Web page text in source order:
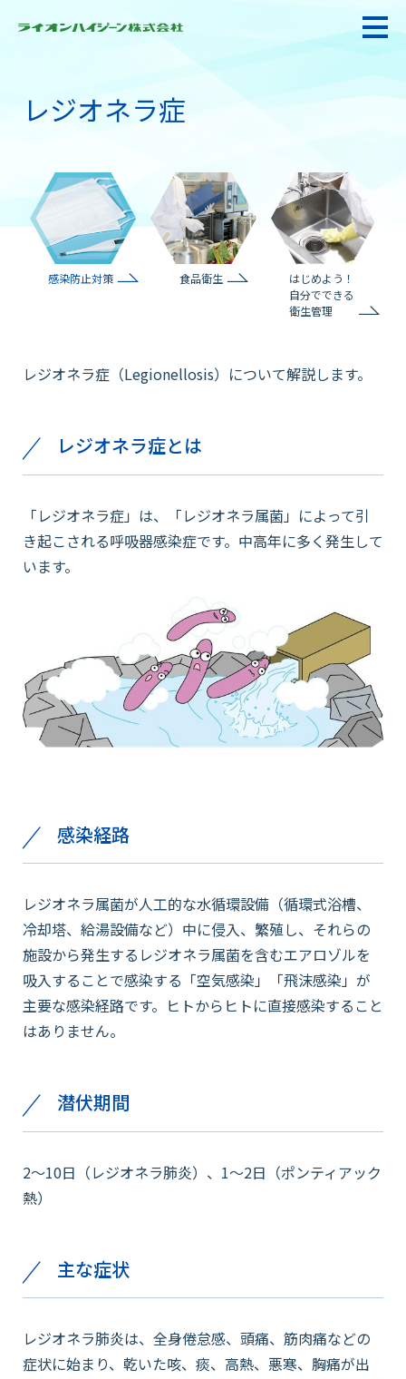
お悩み解決
感染防止対策・食品衛生
衛生サービス
会社情報
採用情報
各種問い合わせ
SDSダウンロード
レジオネラ症
感染防止対策 食品衛生
はじめよう！
自分でできる
衛生管理
レジオネラ症（Legionellosis）について解説します。
レジオネラ症とは
「レジオネラ症」は、「レジオネラ属菌」によって引
き起こされる呼吸器感染症です。中高年に多く発生して
います。
感染経路
レジオネラ属菌が人工的な水循環設備（循環式浴槽、
冷却塔、給湯設備など）中に侵入、繁殖し、それらの
施設から発生するレジオネラ属菌を含むエアロゾルを
吸入することで感染する「空気感染」「飛沫感染」が
主要な感染経路です。ヒトからヒトに直接感染すること
はありません。
潜伏期間
2～10日（レジオネラ肺炎）、1〜2日（ポンティアック
熱）
主な症状
レジオネラ肺炎は、全身倦怠感、頭痛、筋肉痛などの
症状に始まり、乾いた咳、痰、高熱、悪寒、胸痛が出